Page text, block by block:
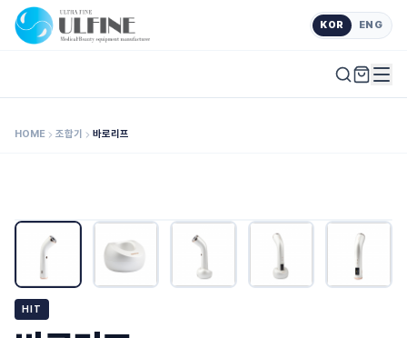
KOR ENG
HOME 조합기 바로리프
HIT